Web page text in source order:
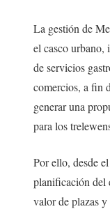
La gestión de
el casco urbano,
de servicios
comercios, a fin
generar una
para los
Por ello, desde
planificación del
valor de plazas